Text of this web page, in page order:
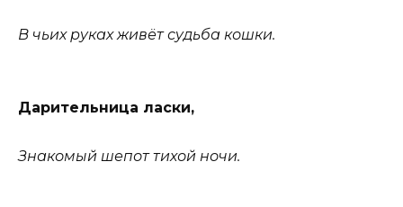
В чьих руках живёт судьба кошки.
Дарительница ласки,
Знакомый шепот тихой ночи.